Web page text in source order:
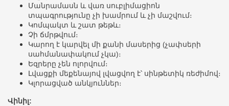
Մանրամասն և վառ սուբլիմացիոն
տպագրությունը չի խամրում և չի մաշվում։
Կոմպակտ և շատ թեթև։
Չի ճմրթվում։
Կարող է կարվել մի քանի մասերից (չափսերի
սահմանափակում չկա)։
Եզրերը չեն ոլորվում։
Լվացքի մեքենայով լվացվող է՝ սինթետիկ ռեժիմով։
Կլորացված անկյուններ։
Վինիլ: